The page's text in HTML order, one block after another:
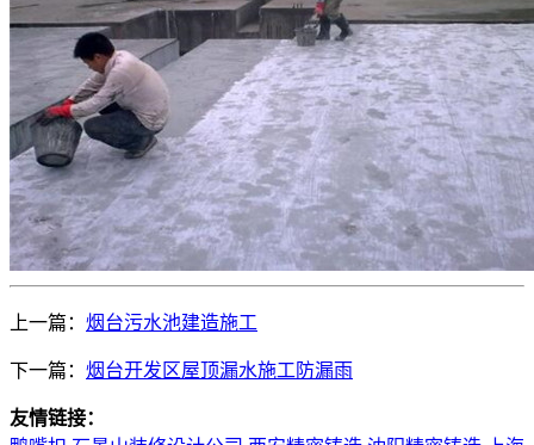
上一篇： 烟台污水池建造施工
下一篇： 烟台开发区屋顶漏水施工防漏雨
友情链接：